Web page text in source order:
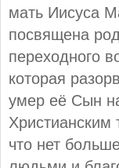
мать Иисуса
посвящена
переходного
которая
умер её Сын
Христианским
что нет